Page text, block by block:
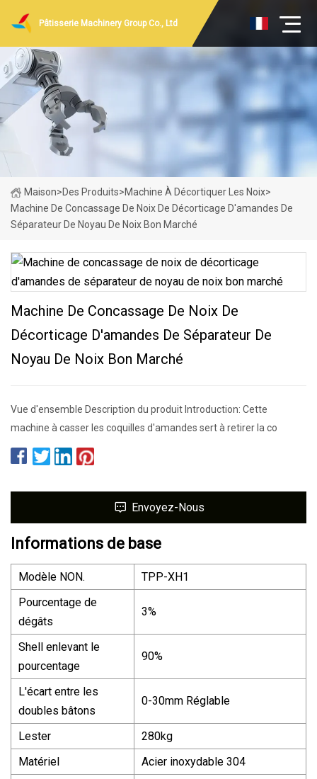
Pâtisserie Machinery Group Co., Ltd
Maison>Des Produits>Machine À Décortiquer Les Noix>
Machine De Concassage De Noix De Décorticage D'amandes De
Séparateur De Noyau De Noix Bon Marché
Machine De Concassage De Noix De
Décorticage D'amandes De Séparateur De
Noyau De Noix Bon Marché
Vue d'ensemble Description du produit Introduction: Cette
machine à casser les coquilles d'amandes sert à retirer la co
Envoyez-Nous
Informations de base
Modèle NON.
TPP-XH1
Pourcentage de
dégâts
3%
Shell enlevant le
pourcentage
90%
L'écart entre les
doubles bâtons
0-30mm Réglable
Lester
280kg
Matériel
Acier inoxydable 304